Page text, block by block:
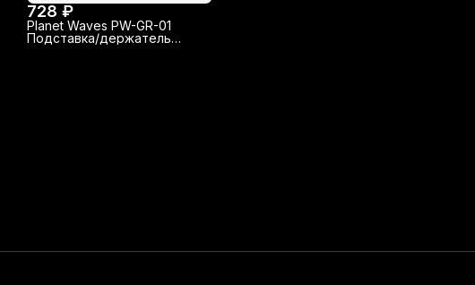
728 ₽
Planet Waves PW-GR-01
Подставка/держатель